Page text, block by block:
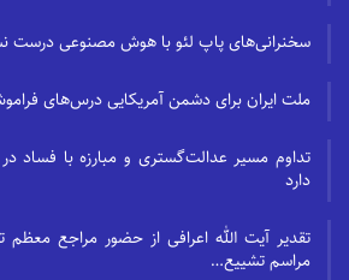
سخنرانی‌های پاپ لئو با هوش مصنوعی درست
ملت ایران برای دشمن آمریکایی درس‌های
تداوم مسیر عدالت‌گستری و مبارزه با فساد
دارد
تقدیر آیت الله اعرافی از حضور مراجع معظم
مراسم تشییع…